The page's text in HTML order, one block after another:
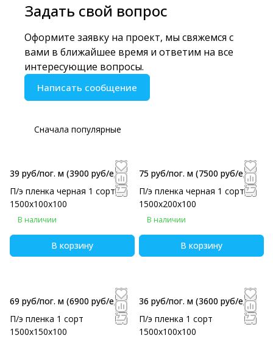
Задать свой вопрос
Оформите заявку на проект, мы свяжемся с
вами в ближайшее время и ответим на все
интересующие вопросы.
Написать сообщение
Сначала популярные
39 руб/пог. м (3900 руб/eд)
П/э пленка черная 1 сорт
1500х100х100
В наличии
В корзину
75 руб/пог. м (7500 руб/eд)
П/э пленка черная 1 сорт
1500х200х100
В наличии
В корзину
69 руб/пог. м (6900 руб/eд)
П/э пленка 1 сорт
1500х150х100
36 руб/пог. м (3600 руб/eд)
П/э пленка 1 сорт
1500х100х100